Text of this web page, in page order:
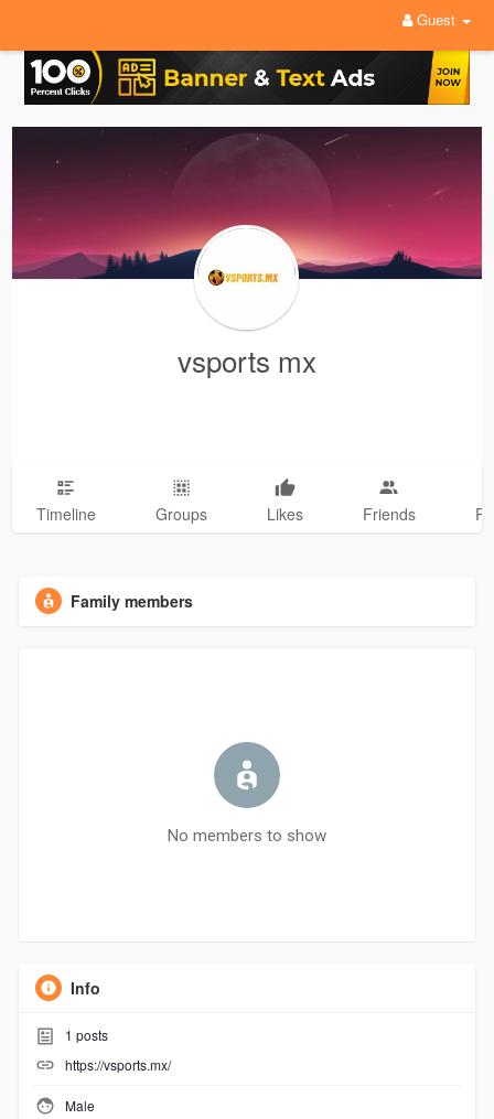
Guest
vsports mx
Timeline Groups Likes Friends
Family members
No members to show
Info
1 posts
https://vsports.mx/
Male